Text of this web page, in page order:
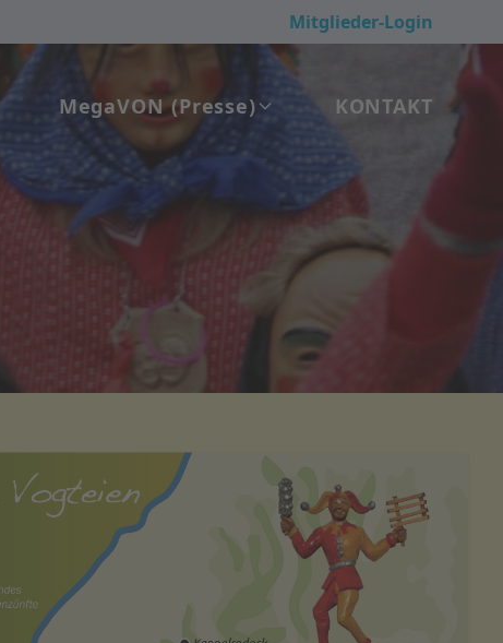
Mitglieder-Login
MegaVON(Presse) KONTAKT